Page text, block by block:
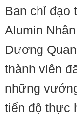
Ban chỉ đạo
Alumin
Dương
thành viên
những
tiến độ thực